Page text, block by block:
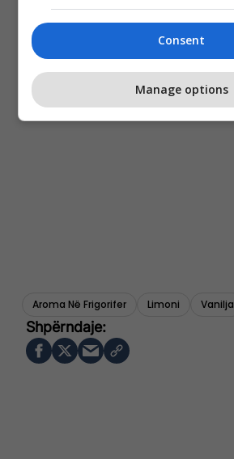
Aroma Në Frigorifer Limoni Vanilja
Consent
Manage options